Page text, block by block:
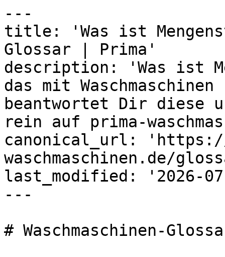
---
title: 'Was ist
Glossar | Prima'
description: 'Was ist
das mit
beantwortet Dir diese
rein auf prima-
canonical_url: 'https://
waschmaschinen.de/
last_modified: '2026-
---
# Waschmaschinen-